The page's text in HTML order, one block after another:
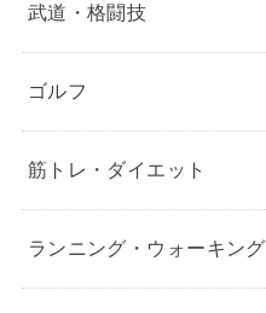
武道・格闘技
ゴルフ
筋トレ・ダイエット
ランニング・ウォーキング